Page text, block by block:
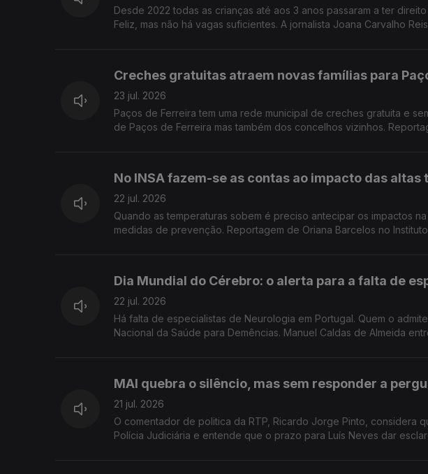
Desde 2022 todas as crianças até aos 3 anos passaram a ter
Feliz, mas não há vagas suficientes. A jornalista Joana Carvalho
Creches gratuitas atraem novas famílias para
23 jul. 2026
Paços de Ferreira tem uma rede municipal de creches gratuita e
de Paços de Ferreira mas também dos concelhos vizinhos.
No INSA fazem-se as contas ao impacto das
22 jul. 2026
Quando as temperaturas sobem é preciso antecipar os impactos na saúde pública para poder,
medidas de prevenção. Reportagem de Oriana
Dia Mundial do Cérebro: o alerta para a falta de
22 jul. 2026
Há falta de especialistas de Neurologia em Portugal. Quem o
Nacional da Saúde para Demências. Manuel Caldas
MAI quebra o silêncio, mas sem responder a
21 jul. 2026
O comentador de politica da RTP, Ricardo Jorge Pinto, considera
Polícia Judiciária e entende que o prazo para Luís Neves dar